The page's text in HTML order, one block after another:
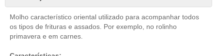
Molho característico oriental utilizado para acompanhar todos
os tipos de frituras e assados. Por exemplo, no rolinho
primavera e em carnes.